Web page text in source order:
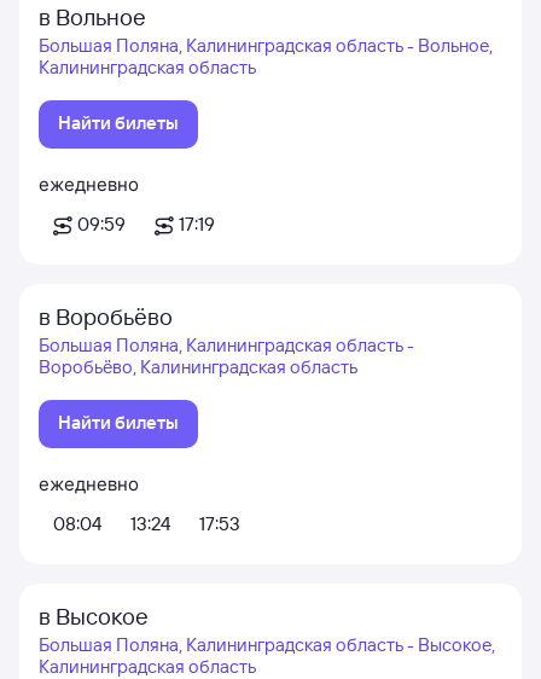
в Вольное
Большая Поляна, Калининградская область - Вольное,
Калининградская область
Найти билеты
ежедневно
09:59
17:19
в Воробьёво
Большая Поляна, Калининградская область -
Воробьёво, Калининградская область
Найти билеты
ежедневно
08:04
13:24 17:53
в Высокое
Большая Поляна, Калининградская область - Высокое,
Калининградская область